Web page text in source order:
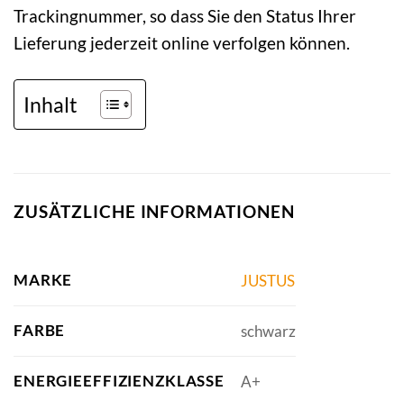
Trackingnummer, so dass Sie den Status Ihrer
Lieferung jederzeit online verfolgen können.
Inhalt
ZUSÄTZLICHE INFORMATIONEN
MARKE JUSTUS
FARBE schwarz
ENERGIEEFFIZIENZKLASSE A+